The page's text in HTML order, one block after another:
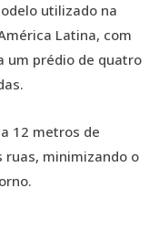
utilizado na
Latina, com
um prédio de quatro
12 metros de
ruas, minimizando o